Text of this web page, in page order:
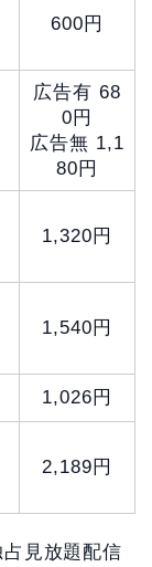
600円
広告有 68
0円
広告無 1,1
80円
1,320円
1,540円
1,026円
2,189円
占見放題配信